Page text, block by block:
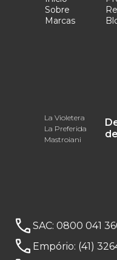
Sobre
Marcas
La Violetera
La Preferida
Mastroiani
SAC: 0800 041
Empório: (41)